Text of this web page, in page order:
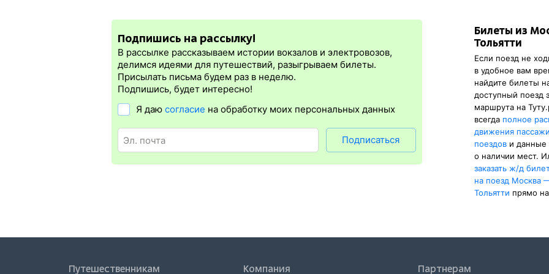
электронная регистрация.
Электронная регистрацияпроизводится Электронная регистрация— это
которая упрощает жизнь пассажиру. Её бонус в том, что не обязательно ехать на вокзал и получать жд
бланке.Электронная регистрациядоступна почти для всех заказов, исключение составляют поезда
дорог СНГ. Для посадки в поезд понадобится оригинал паспорта, указанный в электронном ж/д билете. А в
отсутствия электронной регистрации еще и распечатка посадочного купона.
Подпишись на рассылку!
В рассылке рассказываем истории вокзалов и электровозов,
делимся идеями для путешествий, разыгрываем билеты.
Присылать письма будем раз в неделю.
Подпишись, будет интересно!
Я даю согласие на обработку моих персональных данных
Подписаться
Билеты из
Тольятти
Если поезд не
в удобное вам
найдите билеты
доступный поезд
маршрута на
всегда полное
движения
поездов и данные
о наличии мест.
заказатьж/д
на поезд Москва
Тольятти прямо
Путешественникам Компания Партнерам